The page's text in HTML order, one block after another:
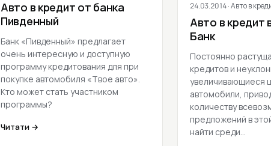
Авто в кредит от банка
Пивденный
Банк «Пивденный» предлагает
очень интересную и доступную
программу кредитования для при
покупке автомобиля «Твое авто».
Кто может стать участником
программы?
Читати →
24.03.2014· Авто в
Авто в кредит
Банк
Постоянно
кредитов и
увеличивающиеся
автомобили,
количеству
предложений в
найти среди…